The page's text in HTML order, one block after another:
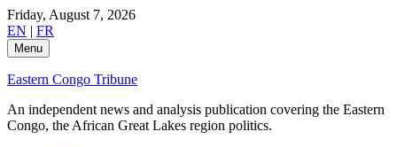
Skip
to
content
Friday, August 7, 2026
EN | FR
Menu
Eastern Congo Tribune
An independent news and analysis publication covering the Eastern
Congo, the African Great Lakes region politics.